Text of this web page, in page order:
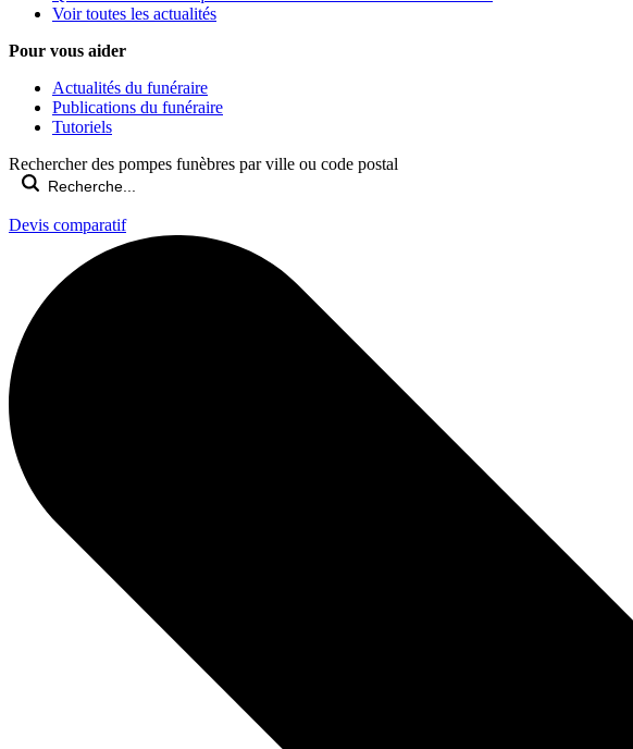
Voir toutes les actualités
Pour vous aider
Actualités du funéraire
Publications du funéraire
Tutoriels
Rechercher des pompes funèbres par ville ou code postal
Devis comparatif